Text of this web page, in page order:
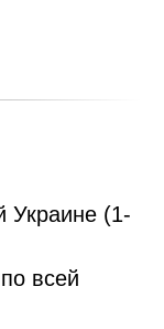
Украине (1-
всей